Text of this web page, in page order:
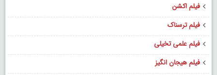
فیلم اکشن
فیلم ترسناک
فیلم علمی تخیلی
فیلم هیجان انگیز